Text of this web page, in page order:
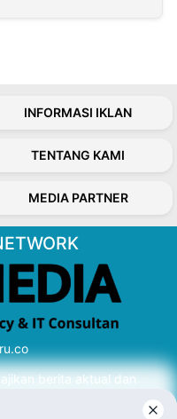
INFORMASI IKLAN
TENTANG KAMI
MEDIA PARTNER
berita aktual dan
sumber yang tepat.